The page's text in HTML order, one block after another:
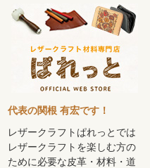
代表の関根 有宏です！
レザークラフトぱれっとでは
レザークラフトを楽しむ方の
ために必要な皮革・材料・道